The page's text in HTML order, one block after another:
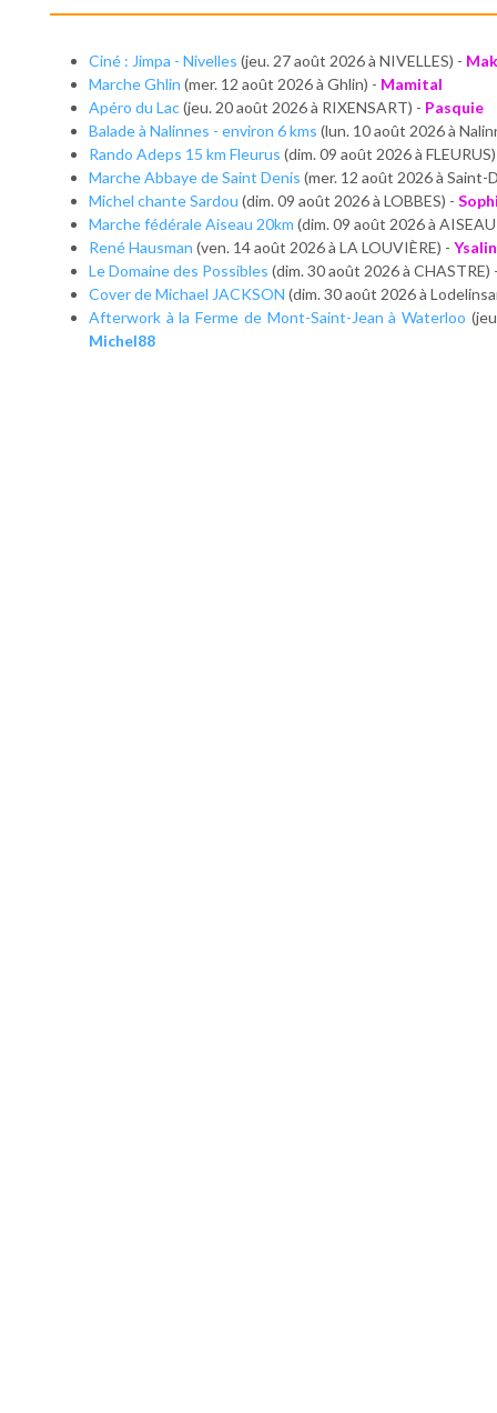
Ciné : Jimpa - Nivelles (jeu. 27 août 2026 à NIVELLES) -
Marche Ghlin (mer. 12 août 2026 à Ghlin) - Mamital
Apéro du Lac(jeu. 20 août 2026 à RIXENSART) - Pasquie
Balade à Nalinnes - environ 6 kms (lun. 10 août 2026 à
Rando Adeps 15 km Fleurus (dim. 09 août 2026 à
Marche Abbaye de Saint Denis (mer. 12 août 2026 à Saint-
Michel chante Sardou (dim. 09 août 2026 à LOBBES) -
Marche fédérale Aiseau 20km (dim. 09 août 2026 à
René Hausman (ven. 14 août 2026 à LA LOUVIÈRE) -
Le Domaine des Possibles (dim. 30 août 2026 à CHASTRE)
Cover de Michael JACKSON (dim. 30 août 2026 à
Afterwork à la Ferme de Mont-Saint-Jean à Waterloo
Michel88